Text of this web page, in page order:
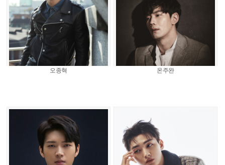
오종혁 온주완